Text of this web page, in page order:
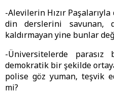
-Alevilerin Hızır
din derslerini savunan,
kaldırmayan yine bunlar
-Üniversitelerde
demokratik bir şekilde
polise göz yuman, teşvik
mi?